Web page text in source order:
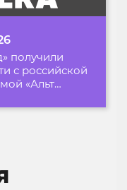
получили
с российской
«Альт